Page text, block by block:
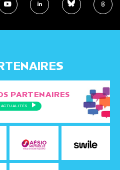
PARTENAIRES